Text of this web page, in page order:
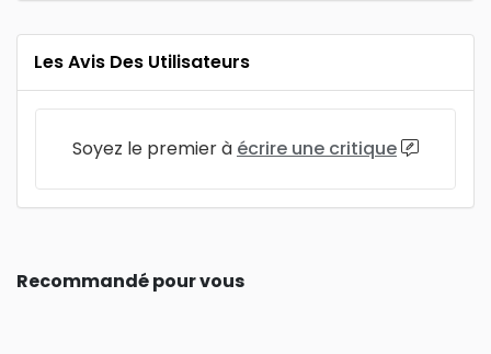
Les Avis Des Utilisateurs
Soyez le premier à écrire une critique
Recommandé pour vous